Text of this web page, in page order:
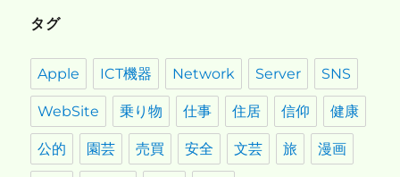
タグ
Apple ICT機器 Network Server SNS
WebSite 乗り物 仕事 住居 信仰 健康
公的 園芸 売買 安全 文芸 旅 漫画